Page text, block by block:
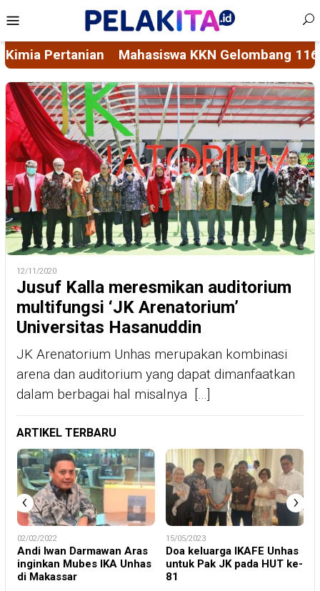
to
contentMenu
116 Unhas Rintis Bank Sampah di Kelurahan
12/11/2020
Jusuf Kalla meresmikan auditorium
multifungsi ‘JK Arenatorium’
Universitas Hasanuddin
JK Arenatorium Unhas merupakan kombinasi
arena dan auditorium yang dapat dimanfaatkan
dalam berbagai hal misalnya […]
ARTIKEL TERBARU
02/02/2022
Andi Iwan Darmawan Aras
inginkan Mubes IKA Unhas
di Makassar
15/05/2023
Doa keluarga IKAFE Unhas
untuk Pak JK pada HUT ke-
81
‹ ›